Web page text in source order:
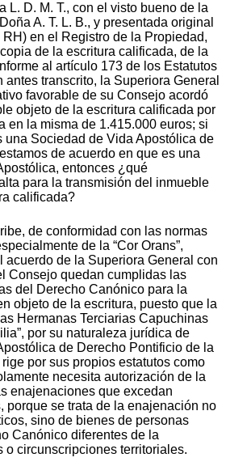
L. D. M. T., con el visto bueno de la
A. T. L. B., y presentada original
RH) en el Registro de la Propiedad,
de la escritura calificada, de la
al artículo 173 de los Estatutos
transcrito, la Superiora General
favorable de su Consejo acordó
objeto de la escritura calificada por
en la misma de 1.415.000 euros; si
una Sociedad de Vida Apostólica de
de acuerdo en que es una
entonces ¿qué
para la transmisión del inmueble
calificada?
de conformidad con las normas
de la “Cor Orans”,
acuerdo de la Superiora General con
Consejo quedan cumplidas las
del Derecho Canónico para la
objeto de la escritura, puesto que la
Hermanas Terciarias Capuchinas
por su naturaleza jurídica de
de Derecho Pontificio de la
por sus propios estatutos como
necesita autorización de la
enajenaciones que excedan
porque se trata de la enajenación no
sino de bienes de personas
Canónico diferentes de la
o circunscripciones territoriales.